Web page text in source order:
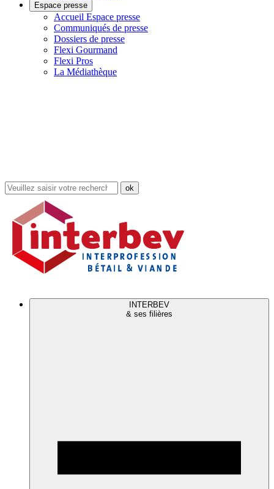
Espace presse
Accueil Espace presse
Communiqués de presse
Dossiers de presse
Flexi Gourmand
Flexi Pros
La Médiathèque
Rechercher
dans
site
INTERBEV
& ses filières